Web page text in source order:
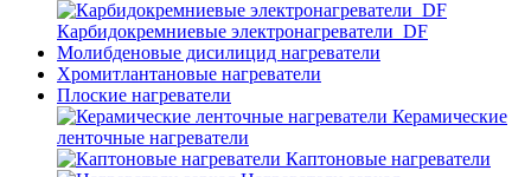
Карбидокремниевые электронагреватели_DF
Молибденовые дисилицид нагреватели
Хромитлантановые нагреватели
Плоские нагреватели
Керамические
ленточные нагреватели
Каптоновые нагреватели